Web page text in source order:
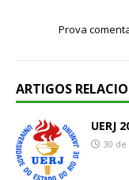
Prova
ARTIGOS
UERJ
30 de